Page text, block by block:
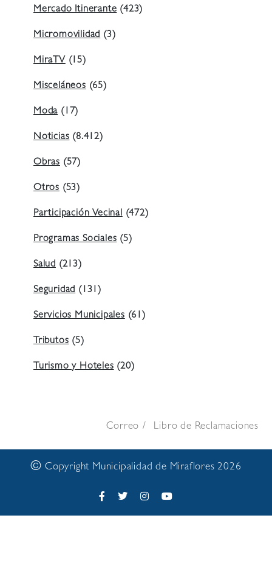
Mercado Itinerante (423)
Micromovilidad (3)
MiraTV (15)
Misceláneos (65)
Moda (17)
Noticias (8.412)
Obras (57)
Otros (53)
Participación Vecinal (472)
Programas Sociales (5)
Salud (213)
Seguridad (131)
Servicios Municipales (61)
Tributos (5)
Turismo y Hoteles (20)
Correo Libro de Reclamaciones
© Copyright Municipalidad de Miraflores 2026